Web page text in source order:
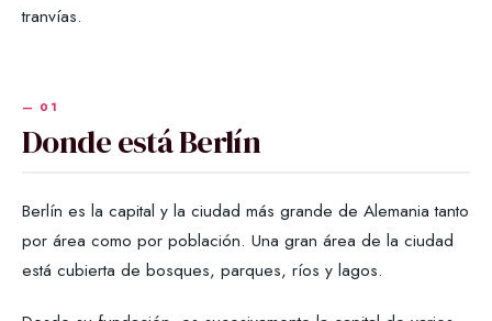
tranvías.
Donde está Berlín
Berlín es la capital y la ciudad más grande de Alemania tanto
por área como por población. Una gran área de la ciudad
está cubierta de bosques, parques, ríos y lagos.